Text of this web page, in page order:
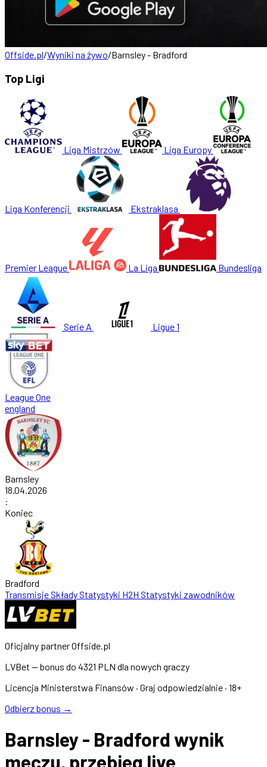
Offside.pl/Wyniki na żywo/Barnsley - Bradford
Top Ligi
Liga Mistrzów Liga Europy
Liga Konferencji Ekstraklasa
Premier League La Liga Bundesliga
Serie A Ligue 1
League One
england
Barnsley
18.04.2026
:
Koniec
Bradford
TransmisjeSkładyStatystyki H2H Statystyki zawodników
Oficjalny partner Offside.pl
LVBet — bonus do 4321 PLN dla nowych graczy
Licencja Ministerstwa Finansów · Graj odpowiedzialnie · 18+
Odbierz bonus →
Barnsley - Bradford wynik
meczu, przebieg live